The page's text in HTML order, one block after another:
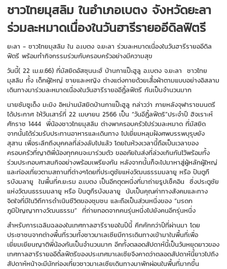
ชาวไทยมุสลิม ในอำเภอเบตง จังหวัดยะลา
ร่วมละหมาดเนื่องในวันฮารีรายออีดิลฟิตรี
ยะลา - ชาวไทยมุสลิม ใน อ.เบตง จ.ยะลา ร่วมละหมาดเนื่องในวันฮารีรายออีดิล
ฟิตรี พร้อมทำกิจกรรมร่วมกับครอบครัวอย่างมีความสุข
วันนี้( 22 เม.ย.66) ที่มัสยิดอัสซุนนะฮ์ บ้านกาแป๊ะฮูลู อ.เบตง จ.ยะลา ชาวไทย
มุสลิม ทั้ง เด็กผู้ใหญ่ ชายและหญิง ต่างแต่งกายด้วยเสื้อผ้าตามแบบอย่างอิสลาม
เดินทางมาร่วมละหมาดเนื่องในวันฮารีรายออีฎิ้ลฟิตรี กันเป็นจำนวนมาก
นายซัมซูเด็ง มะมิง อิหม่ามมัสยิดบ้านกาแป๊ะฮูลู กล่าวว่า ภายหลังจุฬาราชมนตรี
ได้ประกาศ ให้วันเสาร์ที่ 22 เมษายน 2566 เป็น “วันอีฎิ้ลฟิตริ”ประจำปี ฮิจเราะห์
ศักราช 1444 พี่น้องชาวไทยมุสลิม ต่างพาครอบครัวไปร่วมละหมาด ที่มัสยิด
จากนั้นได้ร่วมรับประทานอาหารและเดินทาง ไปเยี่ยมหลุมฝังศพบรรพบุรุษยัง
สุสาน เพื่อระลึกถึงบุคคลที่ล่วงลับไปแล้ว โดยในห้วงเวลานี้ถือเป็นเวลาของ
ครอบครัวที่ญาติพี่น้องทุกคนจะมาร่วมตัว ขออภัยในส่งที่ล่วงเกินกันไว้พร้อมทั้ง
ร่วมประกอบศาสนกิจอย่างพร้อมเพรียงกัน หลังจากนั้นก็จะไปมาหาสู่ผู้หลักผู้ใหญ่
และท่องเที่ยวตามสถานที่ต่างๆโดยที่ประตูชัยแห่งวัฒนธรรมมลายู หรือ ปินตูกื
รบังมลายู ในพื้นที่ค.ยะรม อ.เบตง เป็นอีกตุดหนึ่งที่มาถ่ายรูปเช็คอิน ซึ่งประตูชัย
แห่งวัฒนธรรมมลายู หรือ ปินตูกืรบังมลายู นับเป็นคุณค่าทางสังคมและทาง
จิตใจที่มีในวิถีการดำเนินชีวิตของชุมชน และถือเป็นส่วนหนึ่งของ “มรดก
ภูมิปัญญาทางวัฒนธรรม” ที่ถ่ายทอดจากคนรุ่นหนึ่งไปยังคนอีกรุ่นหนึ่ง
สำหรับการเฉลิมฉลองในเทศกาลฮารีรายอในปีนี้ คึกคักกว่าปีที่ผ่านมา โดย
ประชาชนจากต่างพื้นที่รวมทั้งชาวมาเลเซียมีการเดินทางเข้ามาในพื้นที่เพื่อ
เยี่ยมเยียนญาติพี่น้องกันเป็นจำนวนมาก อีกทั้งตลอดสัปดาห์นี้เป็นวันหยุดยาวของ
เทศกาลฮารีรายออีดิ้ลฟิตรีของประเทศมาเลเซียจึงคาดว่าตลอดสัปดาห์นี้ยาวไปถึง
สัปดาห์หน้าจะมีนักท่องเที่ยวชาวมาเลเซียเดินทางมาพักผ่อนในพื้นที่มากขึ้น